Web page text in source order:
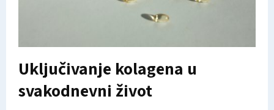
Uključivanje kolagena u
svakodnevni život